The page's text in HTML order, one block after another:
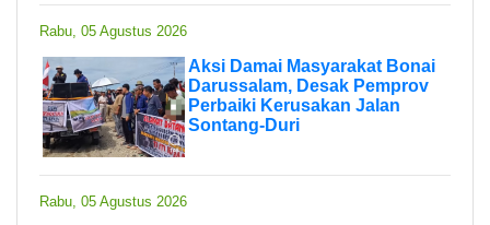
Rabu, 05 Agustus 2026
Aksi Damai Masyarakat Bonai
Darussalam, Desak Pemprov
Perbaiki Kerusakan Jalan
Sontang-Duri
Rabu, 05 Agustus 2026